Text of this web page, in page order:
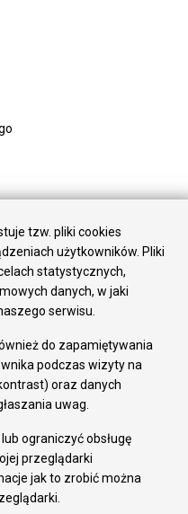
tzw. pliki cookies
użytkowników. Pliki
statystycznych,
danych, w jaki
serwisu.
do zapamiętywania
podczas wizyty na
oraz danych
uwag.
ograniczyć obsługę
przeglądarki
jak to zrobić można